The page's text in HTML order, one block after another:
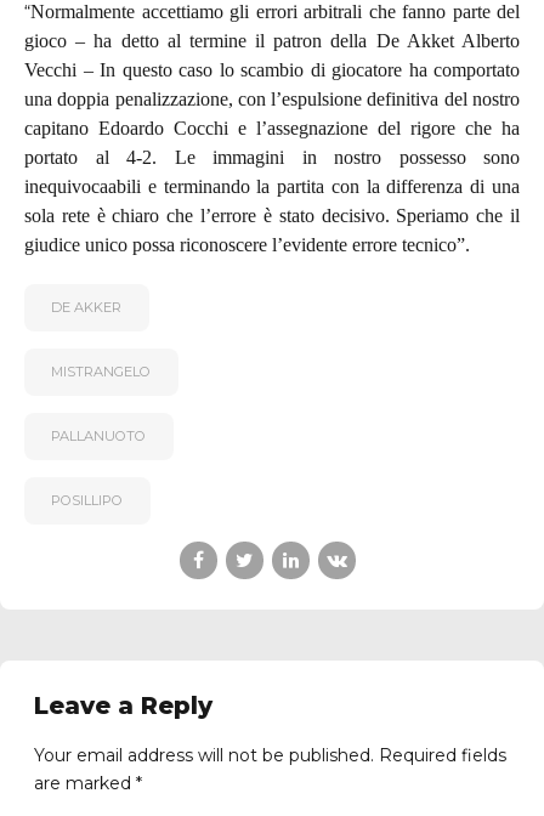
“Normalmente accettiamo gli errori arbitrali che fanno parte del
gioco – ha detto al termine il patron della De Akket Alberto
Vecchi – In questo caso lo scambio di giocatore ha comportato
una doppia penalizzazione, con l’espulsione definitiva del nostro
capitano Edoardo Cocchi e l’assegnazione del rigore che ha
portato al 4-2. Le immagini in nostro possesso sono
inequivocaabili e terminando la partita con la differenza di una
sola rete è chiaro che l’errore è stato decisivo. Speriamo che il
giudice unico possa riconoscere l’evidente errore tecnico”.
DE AKKER
MISTRANGELO
PALLANUOTO
POSILLIPO
Leave a Reply
Your email address will not be published. Required fields
are marked *